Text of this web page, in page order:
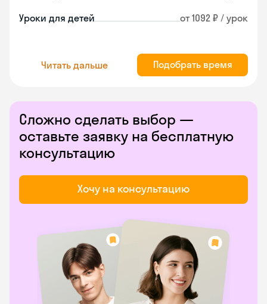
Уроки для детей от 1092 ₽ / урок
Читать дальше Подобрать время
Сложно сделать выбор —
оставьте заявку на бесплатную
консультацию
Хочу на консультацию